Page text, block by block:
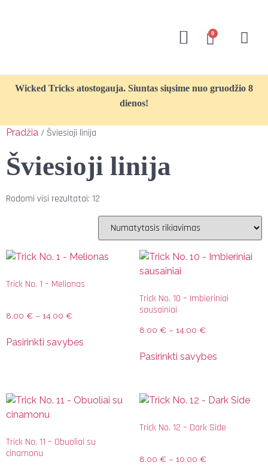
0
Wicked Tricks atostogauja. Siuntas siųsime nuo gruodžio 8
dienos!
Pradžia / Šviesioji linija
Šviesioji linija
Rodomi visi rezultatai: 12
Trick No. 1 – Melionas
8.00 € – 14.00 €
Pasirinkti savybes
Trick No. 10 – Imbieriniai
sausainiai
8.00 € – 14.00 €
Pasirinkti savybes
Trick No. 11 – Obuoliai su
cinamonu
Trick No. 12 – Dark Side
8.00 € – 10.00 €